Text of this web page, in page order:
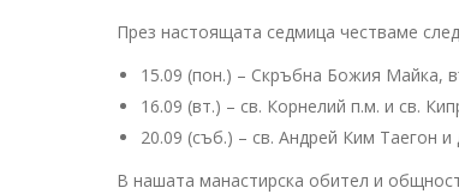
През настоящата седмица честваме
15.09 (пон.) – Скръбна Божия Майка,
16.09 (вт.) – св. Корнелий п.м. и св.
20.09 (съб.) – св. Андрей Ким Таегон
В нашата манастирска обител и